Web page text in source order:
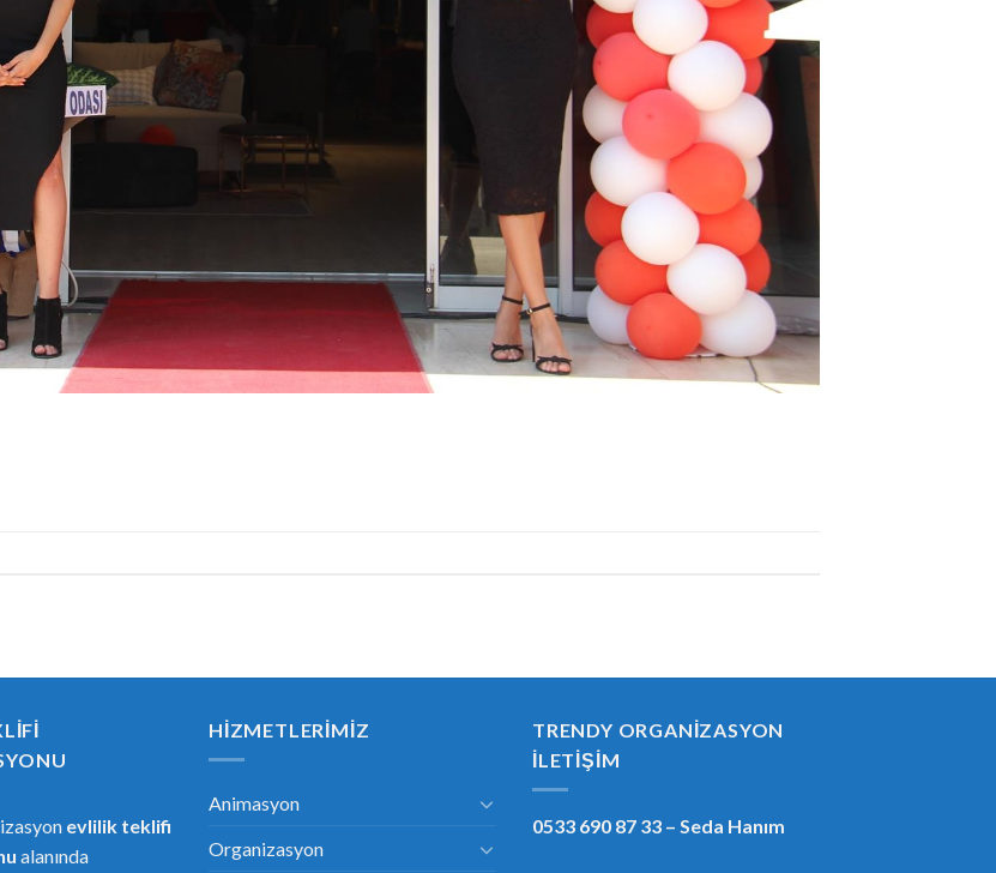
evlilik teklifi
alanında
HIZMETLERIMIZ
Animasyon
Organizasyon
TRENDY ORGANIZASYON
İLETIŞIM
0533 690 87 33 – Seda Hanım